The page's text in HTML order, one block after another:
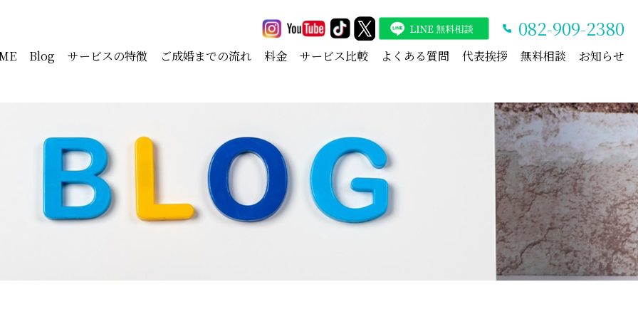
082-909-2380
Blog サービスの特徴 ご成婚までの流れ 料金 サービス比較 よくある質問 代表挨拶 無料相談 お知らせ